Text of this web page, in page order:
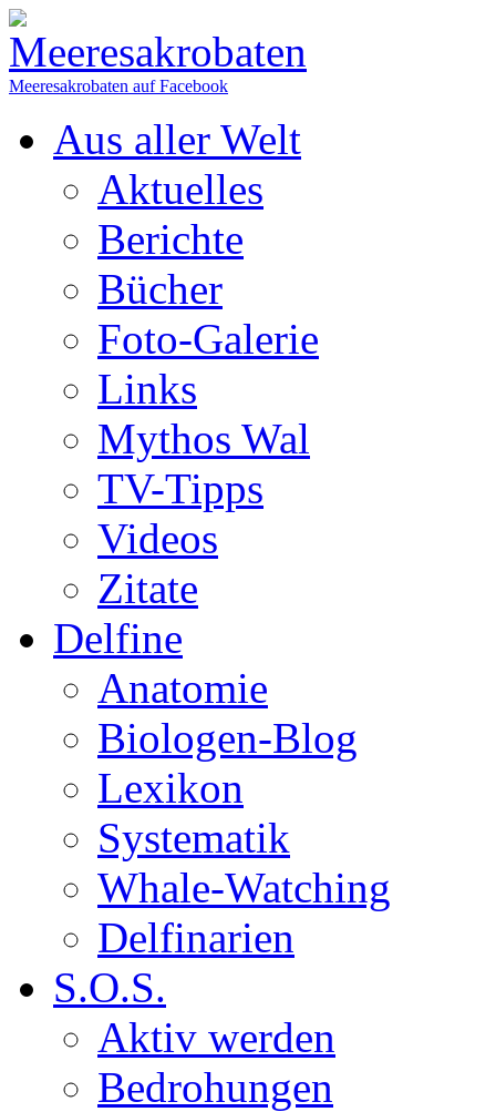
Meeresakrobaten auf Facebook
Aus aller Welt
Aktuelles
Berichte
Bücher
Foto-Galerie
Links
Mythos Wal
TV-Tipps
Videos
Zitate
Delfine
Anatomie
Biologen-Blog
Lexikon
Systematik
Whale-Watching
Delfinarien
S.O.S.
Aktiv werden
Bedrohungen